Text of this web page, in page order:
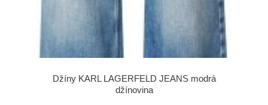
Džíny KARL LAGERFELD JEANS modrá
džínovina